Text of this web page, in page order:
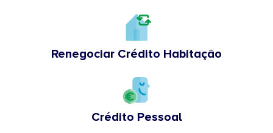
Renegociar Crédito Habitação
Crédito Pessoal